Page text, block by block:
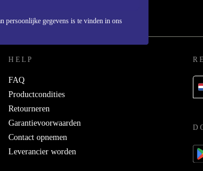
persoonlijke gegevens is te vinden in ons
HELP
FAQ
Productcondities
Retourneren
Garantievoorwaarden
Contact opnemen
Leverancier worden